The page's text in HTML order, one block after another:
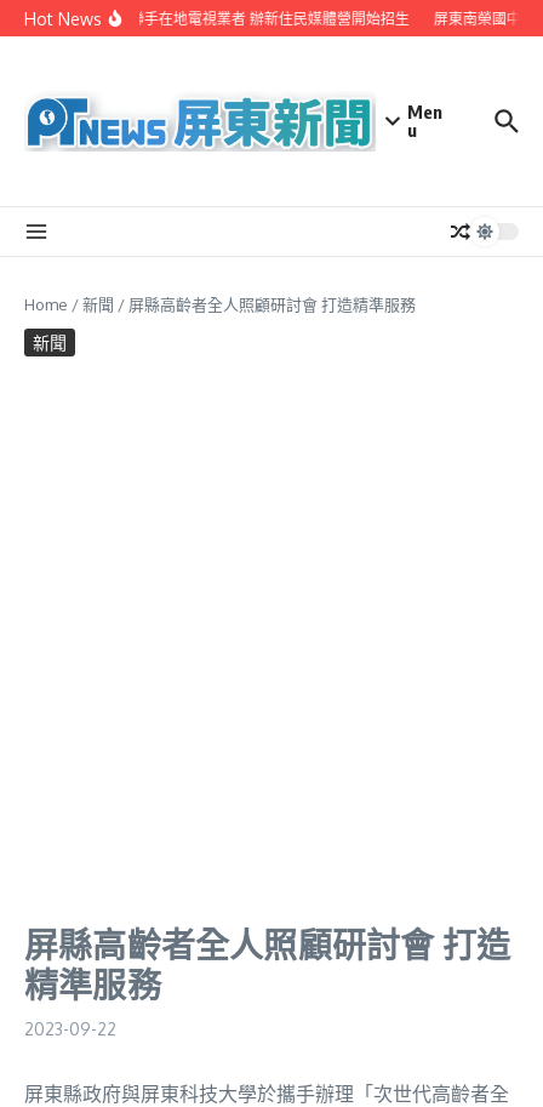
Skip to content
Hot News屏縣府聯手在地電視業者 辦新住民媒體營開始招生 屏東南榮國中赴
Men
u
Home /新聞 / 屏縣高齡者全人照顧研討會 打造精準服務
新聞
屏縣高齡者全人照顧研討會 打造
精準服務
2023-09-22
屏東縣政府與屏東科技大學於攜手辦理「次世代高齡者全